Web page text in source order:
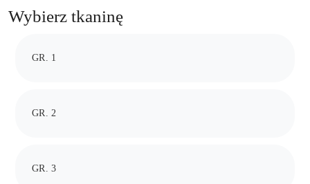
Wybierz tkaninę
GR. 1
GR. 2
GR. 3